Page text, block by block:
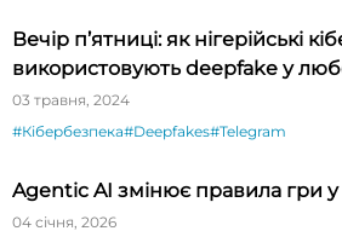
Вечір п’ятниці: як нігерійські
використовують deepfake у
03 травня, 2024
#Кібербезпека#Deepfakes#Telegram
Agentic AI змінює правила гри у
04 січня, 2026